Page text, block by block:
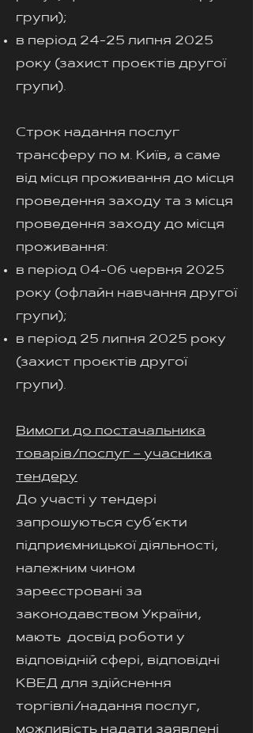
групи);
в період 24-25 липня 2025
року (захист проєктів другої
групи).
Строк надання послуг
трансферу по м. Київ, а саме
від місця проживання до місця
проведення заходу та з місця
проведення заходу до місця
проживання:
в період 04-06 червня 2025
року (офлайн навчання другої
групи);
в період 25 липня 2025 року
(захист проєктів другої
групи).
Вимоги до постачальника
товарів/послуг – учасника
тендеру
До участі у тендері
запрошуються суб‘єкти
підприємницької діяльності,
належним чином
зареєстровані за
законодавством України,
мають досвід роботи у
відповідній сфері, відповідні
КВЕД для здійснення
торгівлі/надання послуг,
можливість надати заявлені